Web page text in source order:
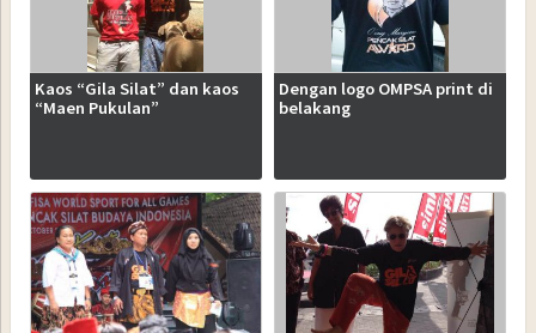
Kaos “Gila Silat” dan kaos
“Maen Pukulan”
Dengan logo OMPSA print di
belakang